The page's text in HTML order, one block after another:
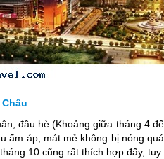
đầu hè (Khoảng giữa tháng 4
ấm áp, mát mẻ không bị nóng
10 cũng rất thích hợp đấy,